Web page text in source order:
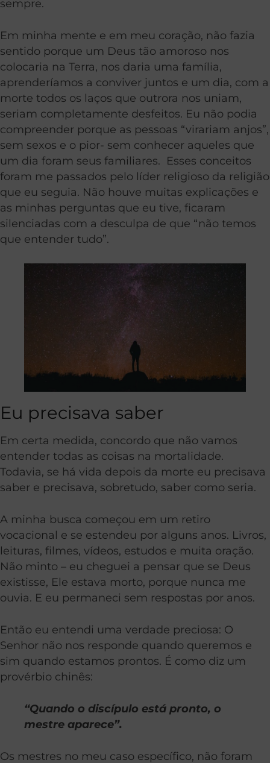
sempre.
Em minha mente e em meu coração, não fazia
sentido porque um Deus tão amoroso nos
colocaria na Terra, nos daria uma família,
aprenderíamos a conviver juntos e um dia, com a
morte todos os laços que outrora nos uniam,
seriam completamente desfeitos. Eu não podia
compreender porque as pessoas “virariam anjos”,
sem sexos e o pior- sem conhecer aqueles que
um dia foram seus familiares. Esses conceitos
foram me passados pelo líder religioso da religião
que eu seguia. Não houve muitas explicações e
as minhas perguntas que eu tive, ficaram
silenciadas com a desculpa de que “não temos
que entender tudo”.
Eu precisava saber
Em certa medida, concordo que não vamos
entender todas as coisas na mortalidade.
Todavia, se há vida depois da morte eu precisava
saber e precisava, sobretudo, saber como seria.
A minha busca começou em um retiro
vocacional e se estendeu por alguns anos. Livros,
leituras, filmes, vídeos, estudos e muita oração.
Não minto – eu cheguei a pensar que se Deus
existisse, Ele estava morto, porque nunca me
ouvia. E eu permaneci sem respostas por anos.
Então eu entendi uma verdade preciosa: O
Senhor não nos responde quando queremos e
sim quando estamos prontos. É como diz um
provérbio chinês:
“Quando o discípulo está pronto, o
mestre aparece”.
Os mestres no meu caso específico, não foram